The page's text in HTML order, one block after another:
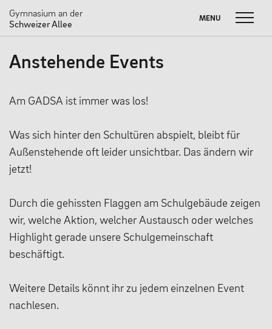
Gymnasium an der
Schweizer Allee
MENU
MENU
Suche
Unser Leitbild
Schulprogramm
Neuigkeiten
Partnerschaften
#dasneueGADSA
Nachhaltigkeit
MENSCHEN
Anstehende Events
Am GADSA ist immer was los!
Was sich hinter den Schultüren abspielt, bleibt für
Außenstehende oft leider unsichtbar. Das ändern wir
jetzt!
Durch die gehissten Flaggen am Schulgebäude zeigen
wir, welche Aktion, welcher Austausch oder welches
Highlight gerade unsere Schulgemeinschaft
beschäftigt.
Weitere Details könnt ihr zu jedem einzelnen Event
nachlesen.